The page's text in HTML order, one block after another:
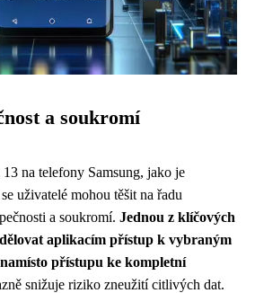
a soukromí
na telefony Samsung, jako je
uživatelé mohou těšit na řadu
a soukromí. Jednou z klíčových
aplikacím přístup k vybraným
přístupu ke kompletní
snižuje riziko zneužití citlivých dat.